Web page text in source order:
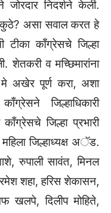
जोरदार निदर्शने केली.
कुठे? असा सवाल करत हे
टीका काँग्रेसचे जिल्हा
शेतकरी व मच्छिमारांना
मे अखेर पूर्ण करा, अशा
जिल्हाधिकारी
काँग्रेसचे जिल्हा प्रभारी
जिल्हाध्यक्ष अॅड.
रुपाली सावंत, मिनल
शहा, हरिस शेकासन,
खलपे, दिलीप मोहिते,